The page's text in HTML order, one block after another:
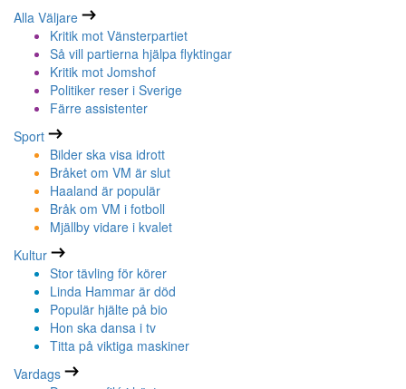
Alla Väljare
Kritik mot Vänsterpartiet
Så vill partierna hjälpa flyktingar
Kritik mot Jomshof
Politiker reser i Sverige
Färre assistenter
Sport
Bilder ska visa idrott
Bråket om VM är slut
Haaland är populär
Bråk om VM i fotboll
Mjällby vidare i kvalet
Kultur
Stor tävling för körer
Linda Hammar är död
Populär hjälte på bio
Hon ska dansa i tv
Titta på viktiga maskiner
Vardags